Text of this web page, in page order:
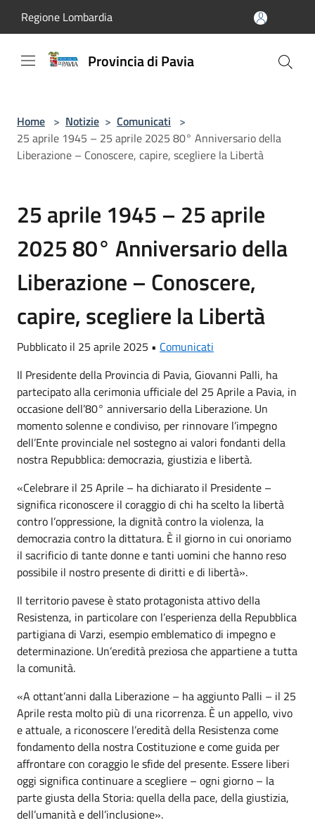
Regione Lombardia
Provincia di Pavia
Home > Notizie > Comunicati >
25 aprile 1945 – 25 aprile 2025 80° Anniversario della
Liberazione – Conoscere, capire, scegliere la Libertà
25 aprile 1945 – 25 aprile
2025 80° Anniversario della
Liberazione – Conoscere,
capire, scegliere la Libertà
Pubblicato il 25 aprile 2025 • Comunicati
Il Presidente della Provincia di Pavia, Giovanni Palli, ha
partecipato alla cerimonia ufficiale del 25 Aprile a Pavia, in
occasione dell’80° anniversario della Liberazione. Un
momento solenne e condiviso, per rinnovare l’impegno
dell’Ente provinciale nel sostegno ai valori fondanti della
nostra Repubblica: democrazia, giustizia e libertà.
«Celebrare il 25 Aprile – ha dichiarato il Presidente –
significa riconoscere il coraggio di chi ha scelto la libertà
contro l’oppressione, la dignità contro la violenza, la
democrazia contro la dittatura. È il giorno in cui onoriamo
il sacrificio di tante donne e tanti uomini che hanno reso
possibile il nostro presente di diritti e di libertà».
Il territorio pavese è stato protagonista attivo della
Resistenza, in particolare con l’esperienza della Repubblica
partigiana di Varzi, esempio emblematico di impegno e
determinazione. Un’eredità preziosa che appartiene a tutta
la comunità.
«A ottant’anni dalla Liberazione – ha aggiunto Palli – il 25
Aprile resta molto più di una ricorrenza. È un appello, vivo
e attuale, a riconoscere l’eredità della Resistenza come
fondamento della nostra Costituzione e come guida per
affrontare con coraggio le sfide del presente. Essere liberi
oggi significa continuare a scegliere – ogni giorno – la
parte giusta della Storia: quella della pace, della giustizia,
dell’umanità e dell’inclusione».